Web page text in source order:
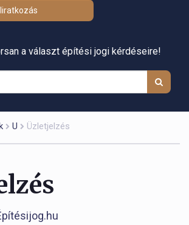
a választ építési jogi kérdéseire!
U Üzletjelzés